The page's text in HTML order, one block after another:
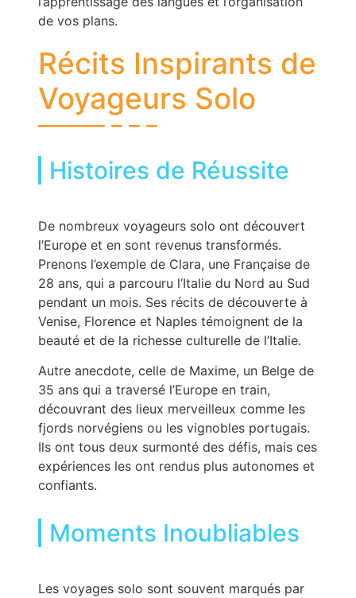
de vos plans.
Récits Inspirants de
Voyageurs Solo
Histoires de Réussite
De nombreux voyageurs solo ont découvert
l’Europe et en sont revenus transformés.
Prenons l’exemple de Clara, une Française de
28 ans, qui a parcouru l’Italie du Nord au Sud
pendant un mois. Ses récits de découverte à
Venise, Florence et Naples témoignent de la
beauté et de la richesse culturelle de l’Italie.
Autre anecdote, celle de Maxime, un Belge de
35 ans qui a traversé l’Europe en train,
découvrant des lieux merveilleux comme les
fjords norvégiens ou les vignobles portugais.
Ils ont tous deux surmonté des défis, mais ces
expériences les ont rendus plus autonomes et
confiants.
Moments Inoubliables
Les voyages solo sont souvent marqués par